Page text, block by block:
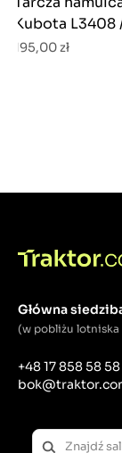
Kubota
195,00 zł
Główna
(w pobliżu lotniska
+48 17 858 58 58